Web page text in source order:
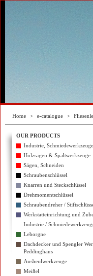
Home > e-catalogue >
OUR PRODUCTS
Industrie, Schmiedewerkzeuge
Holzsägen & Spaltwerkzeuge
Sägen, Schneiden
Schraubenschlüssel
Knarren und Steckschlüssel
Drehmomentschlüssel
Schraubendreher /
Werkstatteinrichtung und
Industrie /
Leborgne
Dachdecker und Spengler
Peddinghaus
Ausbeulwerkzeuge
Meißel